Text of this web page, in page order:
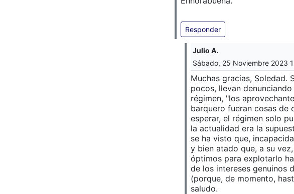
Responder
Julio A.
Sábado, 25 Noviembre 2023
Muchas gracias, Soledad.
pocos, llevan
régimen, "los
barquero fueran cosas de
esperar, el régimen solo
la actualidad era la
se ha visto que,
y bien atado que, a su
óptimos para explotarlo
de los intereses genuinos
(porque, de momento,
saludo.